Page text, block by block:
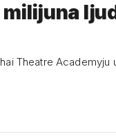
milijuna
Theatre Academyju